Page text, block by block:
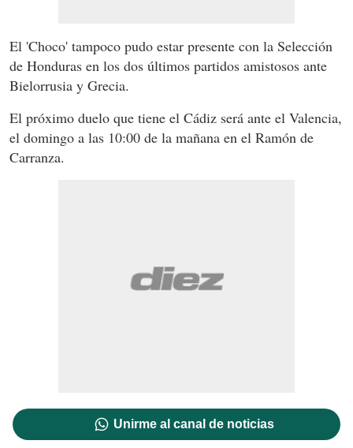
El 'Choco' tampoco pudo estar presente con la Selección
de Honduras en los dos últimos partidos amistosos ante
Bielorrusia y Grecia.
El próximo duelo que tiene el Cádiz será ante el Valencia,
el domingo a las 10:00 de la mañana en el Ramón de
Carranza.
Unirme al canal de noticias